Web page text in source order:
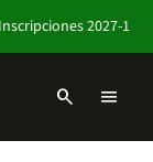
2027-1
search menu